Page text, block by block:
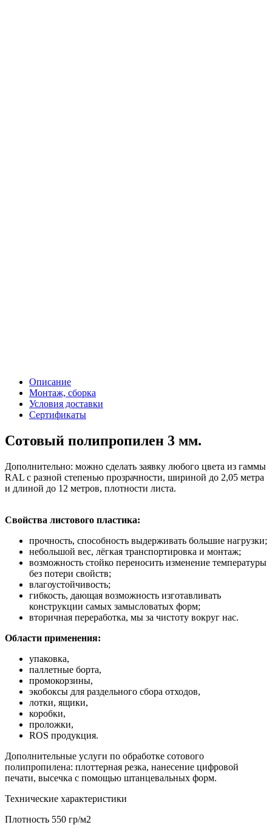
Описание
Монтаж, сборка
Условия доставки
Сертификаты
Сотовый полипропилен 3 мм.
Дополнительно: можно сделать заявку любого цвета из гаммы
RAL с разной степенью прозрачности, шириной до 2,05 метра
и длиной до 12 метров, плотности листа.
Свойства листового пластика:
прочность, способность выдерживать большие нагрузки;
небольшой вес, лёгкая транспортировка и монтаж;
возможность стойко переносить изменение температуры
без потери свойств;
влагоустойчивость;
гибкость, дающая возможность изготавливать
конструкции самых замысловатых форм;
вторичная переработка, мы за чистоту вокруг нас.
Области применения:
упаковка,
паллетные борта,
промокорзины,
экобоксы для раздельного сбора отходов,
лотки, ящики,
коробки,
проложки,
ROS продукция.
Дополнительные услуги по обработке сотового
полипропилена: плоттерная резка, нанесение цифровой
печати, высечка с помощью штанцевальных форм.
Технические характеристики
Плотность 550 гр/м2